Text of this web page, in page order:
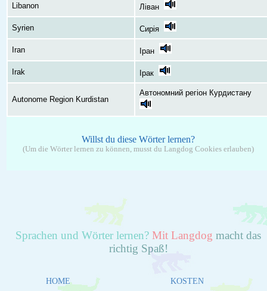
Libanon Ліван
Syrien Сирія
Iran Іран
Irak Ірак
Autonome Region Kurdistan
Автономний регіон Курдистану
Willst du diese Wörter lernen?
(Um die Wörter lernen zu können, musst du Langdog Cookies erlauben)
Sprachen und Wörter lernen? Mit Langdog macht das
richtig Spaß!
HOME KOSTEN